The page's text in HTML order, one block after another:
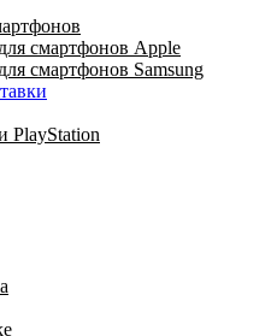
смартфонов Apple
смартфонов Samsung
PlayStation